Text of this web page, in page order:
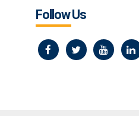
Follow Us